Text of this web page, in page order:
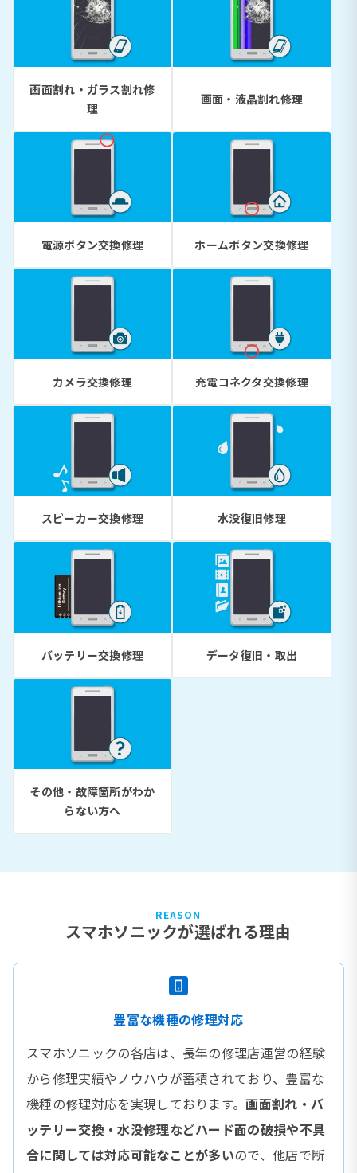
画面割れ・ガラス割れ修
理
画面・液晶割れ修理
電源ボタン交換修理 ホームボタン交換修理
カメラ交換修理 充電コネクタ交換修理
スピーカー交換修理 水没復旧修理
バッテリー交換修理 データ復旧・取出
その他・故障箇所がわか
らない方へ
REASON
スマホソニックが選ばれる理由
豊富な機種の修理対応
スマホソニックの各店は、長年の修理店運営の経験
から修理実績やノウハウが蓄積されており、豊富な
機種の修理対応を実現しております。画面割れ・バ
ッテリー交換・水没修理などハード面の破損や不具
合に関しては対応可能なことが多いので、他店で断